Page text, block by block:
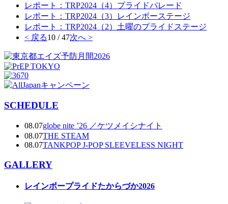
レポート：TRP2024（4）プライドパレード
レポート：TRP2024（3）レインボーステージ
レポート：TRP2024（2）土曜のプライドステージ
< 戻る10 / 47次へ >
SCHEDULE
08.07globe nite ’26 ／ケツメイシナイト
08.07THE STEAM
08.07TANKPOP J-POP SLEEVELESS NIGHT
GALLERY
レインボープライドたからづか2026